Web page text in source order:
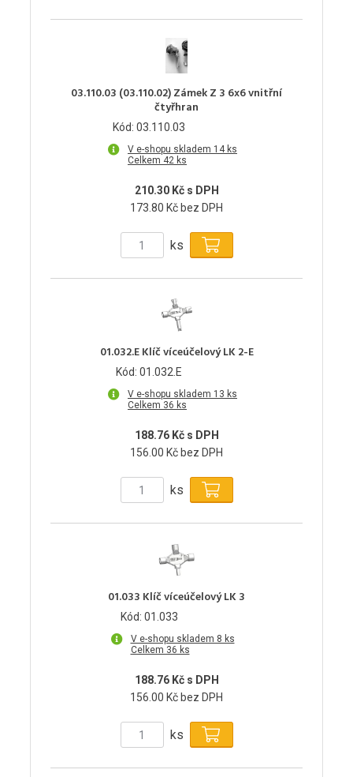
03.110.03 (03.110.02) Zámek Z 3 6x6 vnitřní
čtyřhran
Kód: 03.110.03
V e-shopu skladem 14 ks
Celkem 42 ks
210.30 Kč s DPH
173.80 Kč bez DPH
ks
01.032.E Klíč víceúčelový LK 2-E
Kód: 01.032.E
V e-shopu skladem 13 ks
Celkem 36 ks
188.76 Kč s DPH
156.00 Kč bez DPH
ks
01.033 Klíč víceúčelový LK 3
Kód: 01.033
V e-shopu skladem 8 ks
Celkem 36 ks
188.76 Kč s DPH
156.00 Kč bez DPH
ks